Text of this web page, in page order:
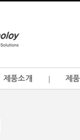
제품소개 제